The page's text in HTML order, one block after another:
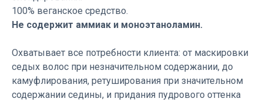
100% веганское средство.
Не содержит аммиак и моноэтаноламин.
Охватывает все потребности клиента: от маскировки
седых волос при незначительном содержании, до
камуфлирования, ретуширования при значительном
содержании седины, и придания пудрового оттенка